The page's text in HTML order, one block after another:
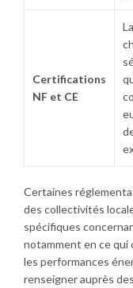
Certifications
NF et CE
Certaines
des collectivités
spécifiques
notamment en ce qui
les performances
renseigner auprès